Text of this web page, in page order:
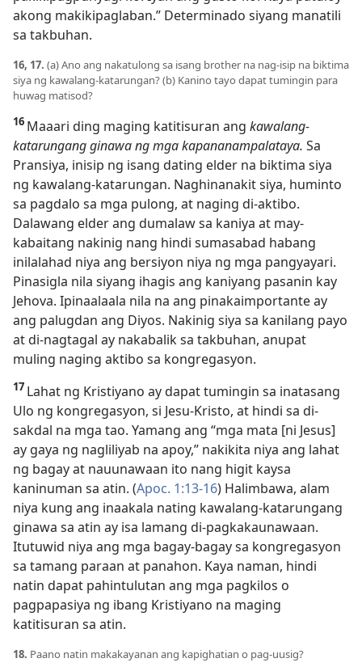
akong makikipaglaban.” Determinado siyang manatili
sa takbuhan.
16, 17. (a) Ano ang nakatulong sa isang brother na nag-isip na biktima
siya ng kawalang-katarungan? (b) Kanino tayo dapat tumingin para
huwag matisod?
16 Maaari ding maging katitisuran ang kawalang-
katarungang ginawa ng mga kapananampalataya. Sa
Pransiya, inisip ng isang dating elder na biktima siya
ng kawalang-katarungan. Naghinanakit siya, huminto
sa pagdalo sa mga pulong, at naging di-aktibo.
Dalawang elder ang dumalaw sa kaniya at may-
kabaitang nakinig nang hindi sumasabad habang
inilalahad niya ang bersiyon niya ng mga pangyayari.
Pinasigla nila siyang ihagis ang kaniyang pasanin kay
Jehova. Ipinaalaala nila na ang pinakaimportante ay
ang palugdan ang Diyos. Nakinig siya sa kanilang payo
at di-nagtagal ay nakabalik sa takbuhan, anupat
muling naging aktibo sa kongregasyon.
17 Lahat ng Kristiyano ay dapat tumingin sa inatasang
Ulo ng kongregasyon, si Jesu-Kristo, at hindi sa di-
sakdal na mga tao. Yamang ang “mga mata [ni Jesus]
ay gaya ng nagliliyab na apoy,” nakikita niya ang lahat
ng bagay at nauunawaan ito nang higit kaysa
kaninuman sa atin. (Apoc. 1:13-16) Halimbawa, alam
niya kung ang inaakala nating kawalang-katarungang
ginawa sa atin ay isa lamang di-pagkakaunawaan.
Itutuwid niya ang mga bagay-bagay sa kongregasyon
sa tamang paraan at panahon. Kaya naman, hindi
natin dapat pahintulutan ang mga pagkilos o
pagpapasiya ng ibang Kristiyano na maging
katitisuran sa atin.
18. Paano natin makakayanan ang kapighatian o pag-uusig?